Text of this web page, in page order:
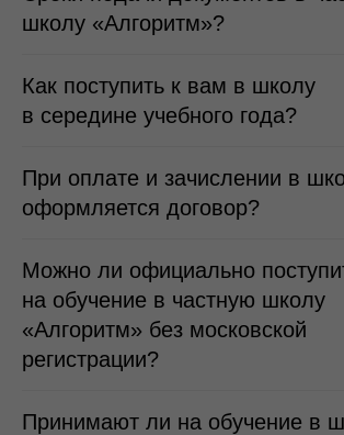
школу «Алгоритм»?
Как поступить к вам в школу
в середине учебного года?
При оплате и зачислении в
оформляется договор?
Можно ли официально
на обучение в частную школу
«Алгоритм» без московской
регистрации?
Принимают ли на обучение в